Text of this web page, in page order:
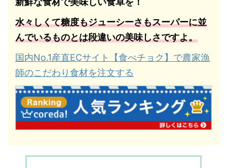
水々しくて糖度もジューシーさもスーパーに並
んでいるものとは段違いの美味しさですよ。
国内No.1産直ECサイト【食べチョク】で農家漁
師のこだわり食材を注文する